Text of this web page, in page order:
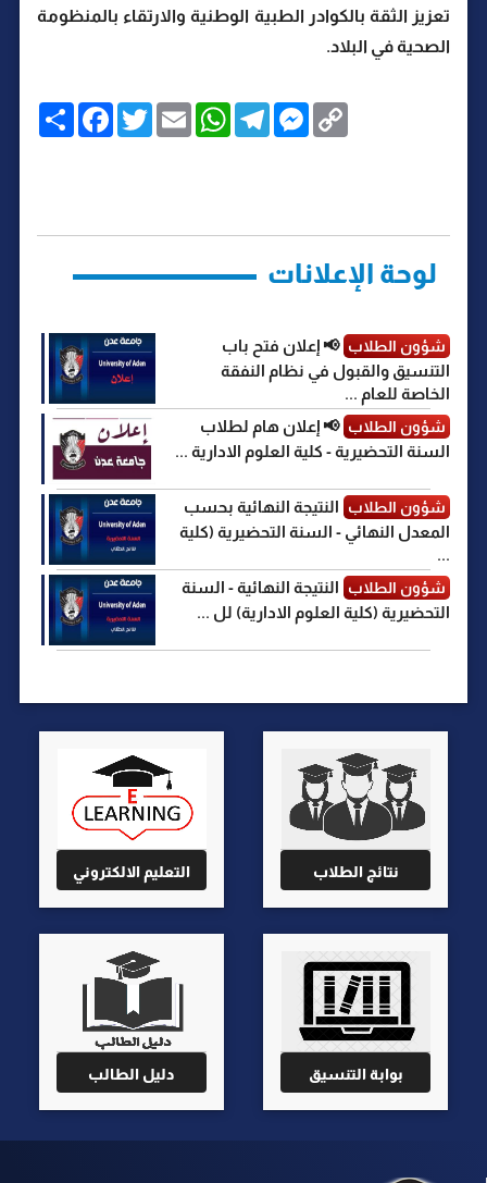
تعزيز الثقة بالكوادر الطبية الوطنية والارتقاء بالمنظومة
الصحية في البلاد.
ا
ش
F
a
c
k
T
w
i
E
m
a
W
h
a
p
T
e
l
m
M
e
s
e
C
o
p
k
لوحة الإعلانات
شؤون الطلاب 📢 إعلان فتح باب
التنسيق والقبول في نظام النفقة
الخاصة للعام ...
شؤون الطلاب 📢 إعلان هام لطلاب
السنة التحضيرية - كلية العلوم الادارية ...
شؤون الطلاب
النتيجة النهائية بحسب
المعدل النهائي - السنة التحضيرية (كلية
...
شؤون الطلاب
النتيجة النهائية - السنة
التحضيرية (كلية العلوم الادارية) لل ...
نتائج الطلاب التعليم الالكتروني
بوابة التنسيق دليل الطالب